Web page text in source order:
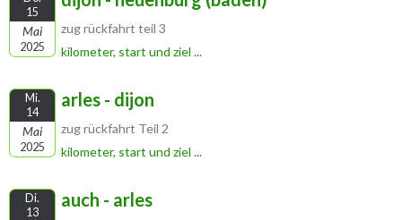
15
Mai
2025
zug rückfahrt teil 3
kilometer, start und ziel ...
Mi.
14
Mai
2025
arles - dijon
zug rückfahrt Teil 2
kilometer, start und ziel ...
Di.
13
auch - arles